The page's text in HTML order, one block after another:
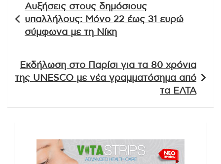
άρθρων
Αυξήσεις στους δημόσιους
υπαλλήλους: Μόνο 22 έως 31 ευρώ
σύμφωνα με τη Νίκη
Εκδήλωση στο Παρίσι για τα 80 χρόνια
της UNESCO με νέα γραμματόσημα από
τα ΕΛΤΑ